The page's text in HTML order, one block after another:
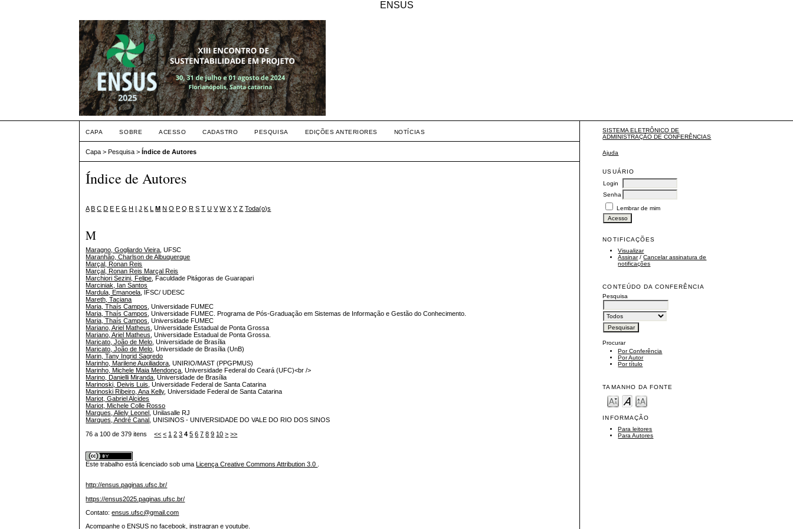
ENSUS
SISTEMA ELETRÔNICO DE
ADMINISTRAÇÃO DE CONFERÊNCIAS
Ajuda
USUÁRIO
Login
Senha
Lembrar de mim
NOTIFICAÇÕES
Visualizar
Assinar/Cancelar assinatura de
notificações
CONTEÚDO DA CONFERÊNCIA
Pesquisa
Procurar
Por Conferência
Por Autor
Por título
TAMANHO DA FONTE
INFORMAÇÃO
Para leitores
Para Autores
CAPA SOBRE ACESSO CADASTRO PESQUISA EDIÇÕES ANTERIORES NOTÍCIAS
Capa >Pesquisa >Índice de Autores
Índice de Autores
A B C D E F G H I J K L M N O P Q R S T U V W X Y Z Toda(o)s
M
Maragno, Gogliardo Vieira , UFSC
Maranhão, Charlson de Albuquerque
Marçal, Ronan Reis
Marçal, Ronan Reis Marçal Reis
Marchiori Sezini, Felipe , Faculdade Pitágoras de Guarapari
Marciniak, Ian Santos
Mardula, Emanoela , IFSC/ UDESC
Mareth, Taciana
Maria, Thaís Campos , Universidade FUMEC
Maria, Thaís Campos , Universidade FUMEC. Programa de Pós-Graduação em Sistemas de Informação e Gestão do Conhecimento.
Maria, Thaís Campos , Universidade FUMEC
Mariano, Ariel Matheus , Universidade Estadual de Ponta Grossa
Mariano, Ariel Matheus , Universidade Estadual de Ponta Grossa.
Maricato, João de Melo , Universidade de Brasília
Maricato, João de Melo , Universidade de Brasília (UnB)
Marin, Tany Ingrid Sagredo
Marinho, Marilene Auxiliadora , UNIRIO/MAST (PPGPMUS)
Marinho, Michele Maia Mendonça , Universidade Federal do Ceará (UFC)<br />
Marino, Danielli Miranda , Universidade de Brasília
Marinoski, Deivis Luis , Universidade Federal de Santa Catarina
Marinoski Ribeiro, Ana Kelly, Universidade Federal de Santa Catarina
Mariot, Gabriel Alcides
Mariot, Michele Colle Rosso
Marques, Aliely Leonel
, Unilasalle RJ
Marques, André Canal
, UNISINOS - UNIVERSIDADE DO VALE DO RIO DOS SINOS
76 a 100 de 379 itens<< < 1 2 3 4 5 6 7 8 9 10 > >>
Este trabalho está licenciado sob uma Licença Creative Commons Attribution 3.0
http://ensus.paginas.ufsc.br/
https://ensus2025.paginas.ufsc.br/
Contato:ensus.ufsc@gmail.com
Acompanhe o ENSUS no facebook, instragran e youtube.